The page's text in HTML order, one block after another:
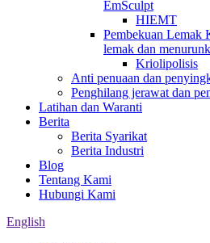
EmSculpt
HIEMT
Pembekuan Lemak
lemak dan
Kriolipolisis
Anti penuaan dan
Penghilang jerawat dan
Latihan dan Waranti
Berita
Berita Syarikat
Berita Industri
Blog
Tentang Kami
Hubungi Kami
English